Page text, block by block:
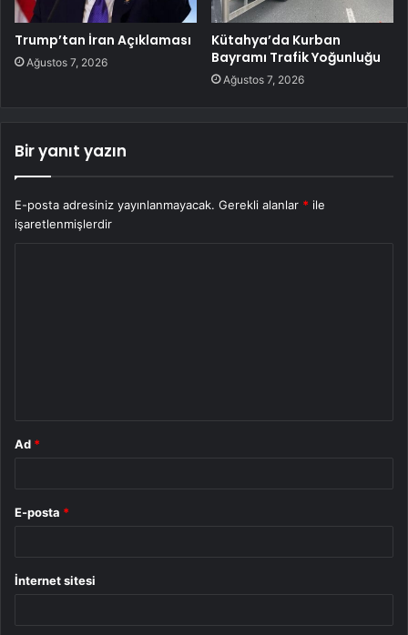
Trump’tan İran Açıklaması
Ağustos 7, 2026
Kütahya’da Kurban
Bayramı Trafik Yoğunluğu
Ağustos 7, 2026
Bir yanıt yazın
E-posta adresiniz yayınlanmayacak. Gerekli alanlar * ile
işaretlenmişlerdir
Ad *
E-posta *
İnternet sitesi